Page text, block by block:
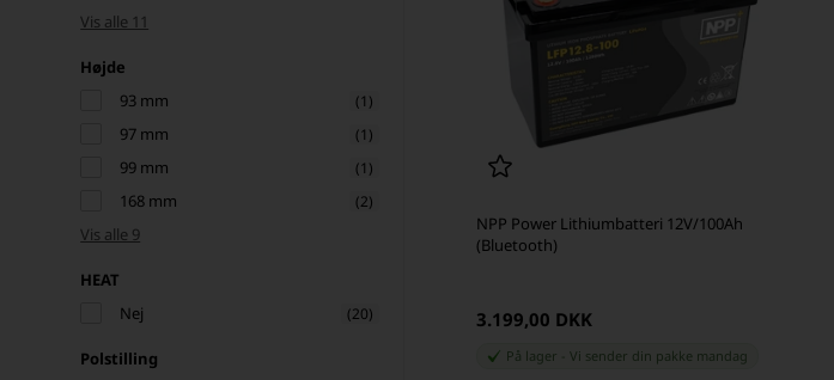
Vis alle 11
Højde
93 mm
(1)
97 mm (1)
99 mm (1)
168 mm (2)
Vis alle 9
HEAT
Nej
(20)
Polstilling
NPP Power Lithiumbatteri 12V/100Ah
(Bluetooth)
3.199,00 DKK
På lager -Vi sender din pakke mandag